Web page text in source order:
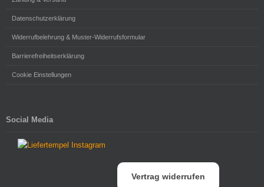
Datenschutzerklärung
Widerrufbelehrung & Muster-Widerrufsformular
Barrierefreiheitserklärung
Cookie Einstellungen
Social Media
Vertrag widerrufen